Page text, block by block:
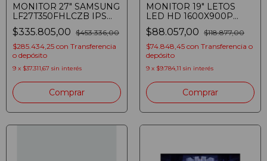
MONITOR 27" SAMSUNG
LF27T350FHLCZB IPS
LED 75HZ HDMI VGA
VESA FULLHD
$335.805,00 $453.336,00
$285.434,25 con Transferencia
o depósito
9 x $37.311,67 sin interés
MONITOR 19" LETOS
LED HD 1600X900P
HDMI/VGA NEGRO S/E
$88.057,00 $118.877,00
$74.848,45 con Transferencia o
depósito
9 x $9.784,11 sin interés